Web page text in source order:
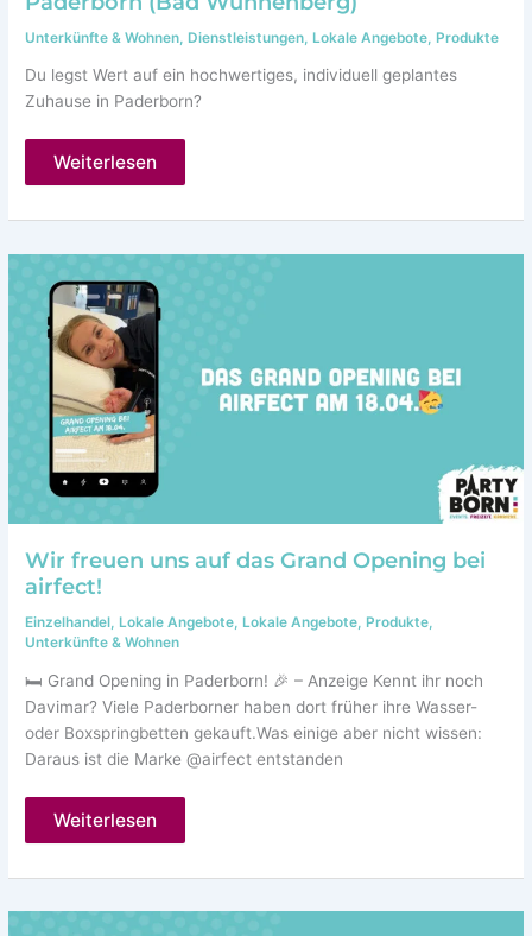
Unterkünfte & Wohnen ,Dienstleistungen ,Lokale Angebote ,Produkte
Du legst Wert auf ein hochwertiges, individuell geplantes
Zuhause in Paderborn?
Hegers
&
Paderborn
Wünnenberg)
Weiterlesen
Wir freuen uns auf das Grand Opening bei
airfect!
Einzelhandel, Lokale Angebote, Lokale Angebote, Produkte,
Unterkünfte & Wohnen
🛏️ Grand Opening in Paderborn! 🎉 – Anzeige Kennt ihr noch
Davimar? Viele Paderborner haben dort früher ihre Wasser-
oder Boxspringbetten gekauft.Was einige aber nicht wissen:
Daraus ist die Marke @airfect entstanden
Wir
Grand
Weiterlesen